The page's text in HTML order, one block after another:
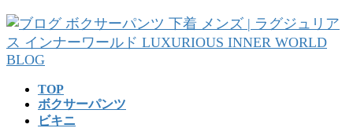
コ
ン
テ
ン
ナ
ビ
ゲ
ー
TOP
ボクサーパンツ
ビキニ